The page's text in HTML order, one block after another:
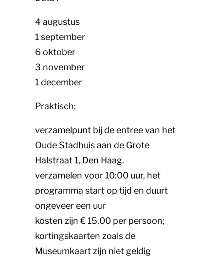
4 augustus
1 september
6 oktober
3 november
1 december
Praktisch:
verzamelpunt bij de entree van het
Oude Stadhuis aan de Grote
Halstraat 1, Den Haag.
verzamelen voor 10:00 uur, het
programma start op tijd en duurt
ongeveer een uur
kosten zijn € 15,00 per persoon;
kortingskaarten zoals de
Museumkaart zijn niet geldig